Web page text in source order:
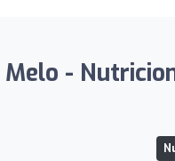
Melo -